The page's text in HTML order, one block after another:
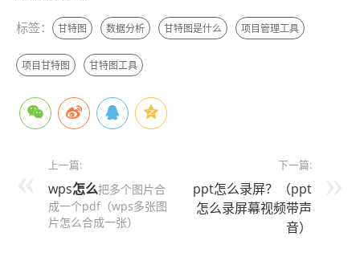
标签： 甘特图 数据分析 甘特图是什么 项目管理工具
项目甘特图 甘特图工具
上一篇:
wps怎么把多个图片合
成一个pdf（wps多张图
片怎么合成一张）
下一篇:
ppt怎么录屏？（ppt
怎么录屏幕视频带声
音）